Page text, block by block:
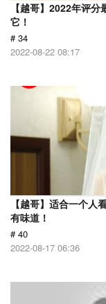
【越哥】2022年评
它！
# 34
2022-08-22 08:17
【越哥】适合一个人
有味道！
# 40
2022-08-17 06:36